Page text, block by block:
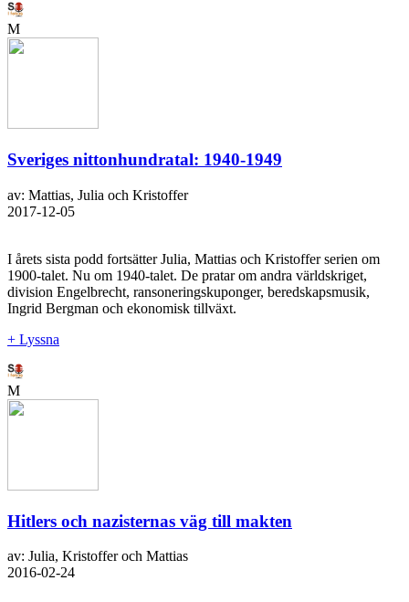
M
Sveriges nittonhundratal: 1940-1949
av: Mattias, Julia och Kristoffer
2017-12-05
I årets sista podd fortsätter Julia, Mattias och Kristoffer serien om
1900-talet. Nu om 1940-talet. De pratar om andra världskriget,
division Engelbrecht, ransoneringskuponger, beredskapsmusik,
Ingrid Bergman och ekonomisk tillväxt.
+ Lyssna
M
Hitlers och nazisternas väg till makten
av: Julia, Kristoffer och Mattias
2016-02-24